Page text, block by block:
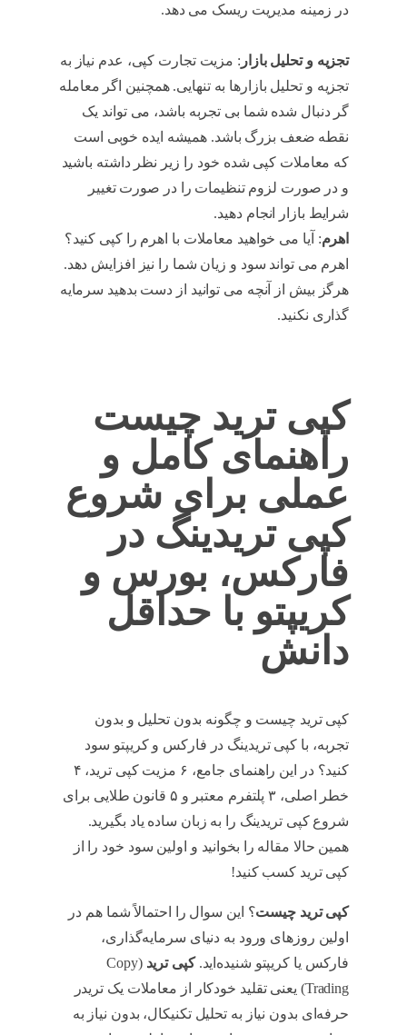
در زمینه مدیریت ریسک می دهد.
تجزیه و تحلیل بازار : مزیت تجارت کپی، عدم نیاز به
تجزیه و تحلیل بازارها به تنهایی. همچنین اگر معامله
گر دنبال شده شما بی تجربه باشد، می تواند یک
نقطه ضعف بزرگ باشد. همیشه ایده خوبی است
که معاملات کپی شده خود را زیر نظر داشته باشید
و در صورت لزوم تنظیمات را در صورت تغییر
شرایط بازار انجام دهید.
اهرم: آیا می خواهید معاملات با اهرم را کپی کنید؟
اهرم می تواند سود و زیان شما را نیز افزایش دهد.
هرگز بیش از آنچه می توانید از دست بدهید سرمایه
گذاری نکنید.
کپی ترید چیست
راهنمای کامل و
عملی برای شروع
کپی تریدینگ در
فارکس، بورس و
کریپتو با حداقل
دانش
کپی ترید چیست و چگونه بدون تحلیل و بدون
تجربه، با کپی تریدینگ در فارکس و کریپتو سود
کنید؟ در این راهنمای جامع، ۶ مزیت کپی ترید، ۴
خطر اصلی، ۳ پلتفرم معتبر و ۵ قانون طلایی برای
شروع کپی تریدینگ را به زبان ساده یاد بگیرید.
همین حالا مقاله را بخوانید و اولین سود خود را از
کپی ترید کسب کنید!
کپی ترید چیست؟ این سوال را احتمالاً شما هم در
اولین روزهای ورود به دنیای سرمایه‌گذاری،
فارکس یا کریپتو شنیده‌اید.کپی ترید
(Copy
Trading) یعنی تقلید خودکار از معاملات یک تریدر
حرفه‌ای بدون نیاز به تحلیل تکنیکال، بدون نیاز به